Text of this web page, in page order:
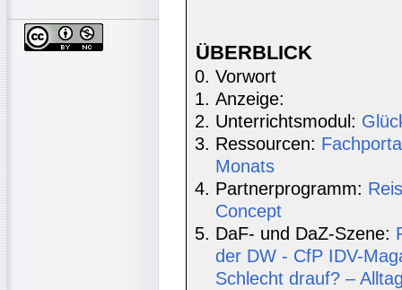
ÜBERBLICK
Vorwort
Anzeige:
Unterrichtsmodul:
Ressourcen:
Monats
Partnerprogramm:
Concept
DaF- und DaZ-Szene:
der DW - CfP IDV-
Schlecht drauf? –